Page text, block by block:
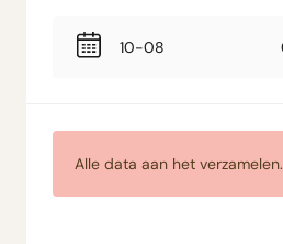
Alle data aan het verzamelen.